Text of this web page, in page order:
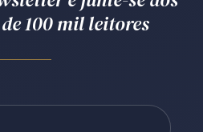
Receba por RSS
/PR CEP80240-000
100 mil leitores